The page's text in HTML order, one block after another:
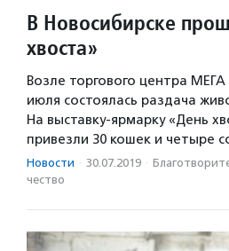
В Новосибирске
хвоста»
Возле торгового центра
июля состоялась раздача
На выставку-ярмарку «День
привезли 30 кошек и четыре
Новости · 30.07.2019 ·
чест­во